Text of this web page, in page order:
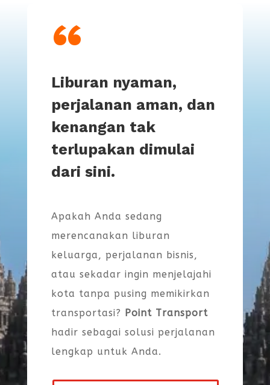
“
Liburan nyaman,
perjalanan aman, dan
kenangan tak
terlupakan dimulai
dari sini.
Apakah Anda sedang
merencanakan liburan
keluarga, perjalanan bisnis,
atau sekadar ingin menjelajahi
kota tanpa pusing memikirkan
transportasi? Point Transport
hadir sebagai solusi perjalanan
lengkap untuk Anda.